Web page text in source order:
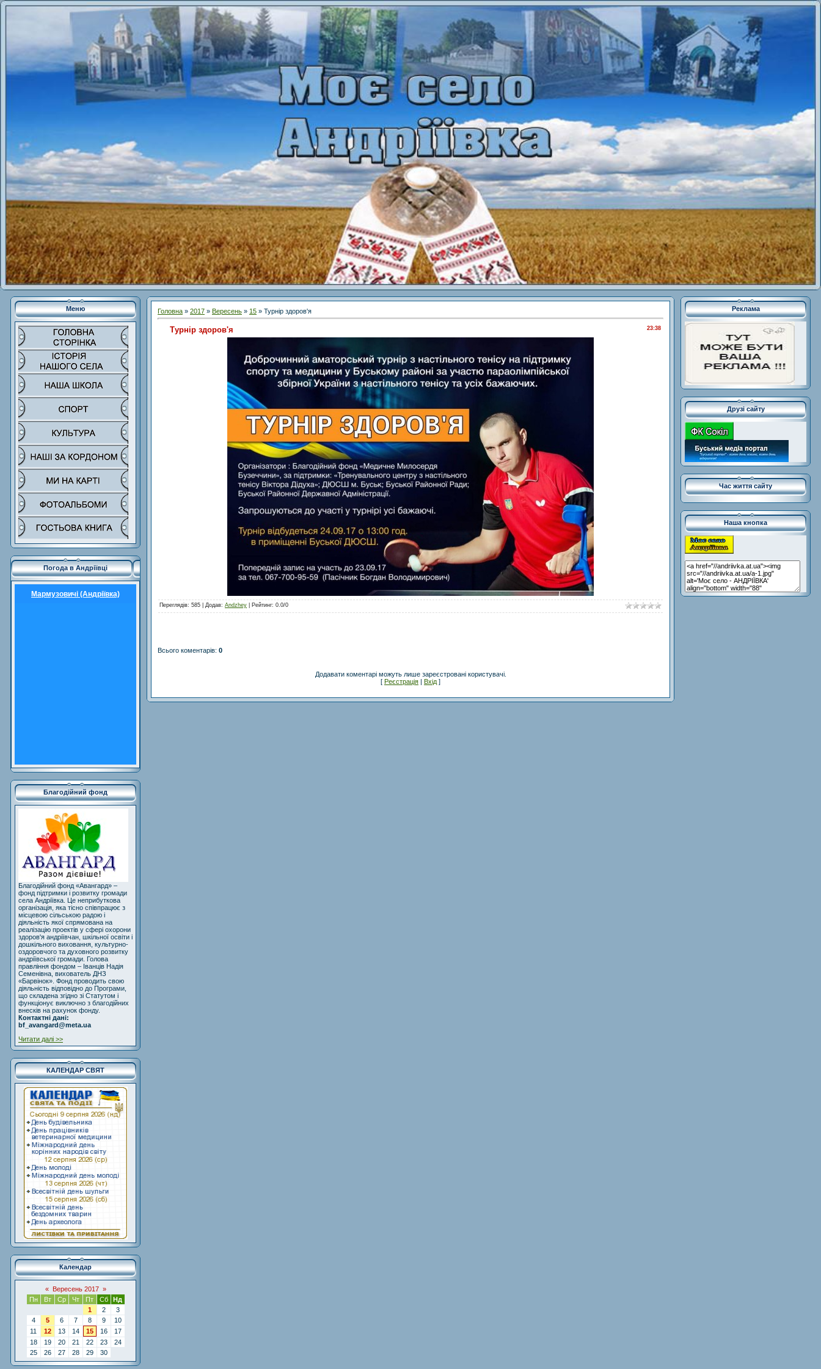
Меню
Погода в Андріївці
Мармузовичі (Андріївка)
Благодійний фонд
Благодійний фонд «Авангард» –
фонд підтримки і розвитку громади
села Андріївка. Це неприбуткова
організація, яка тісно співпрацює з
місцевою сільською радою і
діяльність якої спрямована на
реалізацію проектів у сфері охорони
здоров'я андріївчан, шкільної освіти і
дошкільного виховання, культурно-
оздоровчого та духовного розвитку
андріївської громади. Голова
правління фондом – Іванців Надія
Семенівна, вихователь ДНЗ
«Барвінок». Фонд проводить свою
діяльність відповідно до Програми,
що складена згідно зі Статутом і
функціонує виключно з благодійних
внесків на рахунок фонду.
Контактні дані:
bf_avangard@meta.ua
Читати далі >>
КАЛЕНДАР СВЯТ
Календар
« Вересень 2017 »
Пн
Вт Ср Чт Пт Сб
Нд
1
2
3
4
5 6 7 8 9
10
11
12 13 14 15 16
17
18
19 20 21 22 23
24
25
26 27 28 29 30
Головна » 2017 » Вересень » 15 » Турнір здоров'я
23:38
Турнір здоров'я
Переглядів: 585 | Додав: Andzhey Рейтинг: 0.0/0
Всього коментарів: 0
Додавати коментарі можуть лише зареєстровані користувачі.
[ Реєстрація | Вхід ]
Реклама
Друзі сайту
Час життя сайту
Наша кнопка